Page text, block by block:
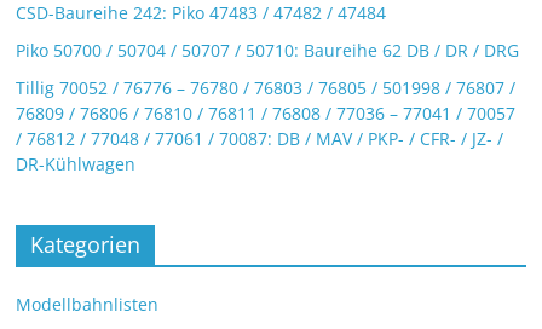
CSD-Baureihe 242: Piko 47483 / 47482 / 47484
Piko 50700 / 50704 / 50707 / 50710: Baureihe 62 DB / DR / DRG
Tillig 70052 / 76776 – 76780 / 76803 / 76805 / 501998 / 76807 /
76809 / 76806 / 76810 / 76811 / 76808 / 77036 – 77041 / 70057
/ 76812 / 77048 / 77061 / 70087: DB / MAV / PKP- / CFR- / JZ- /
DR-Kühlwagen
Kategorien
Modellbahnlisten